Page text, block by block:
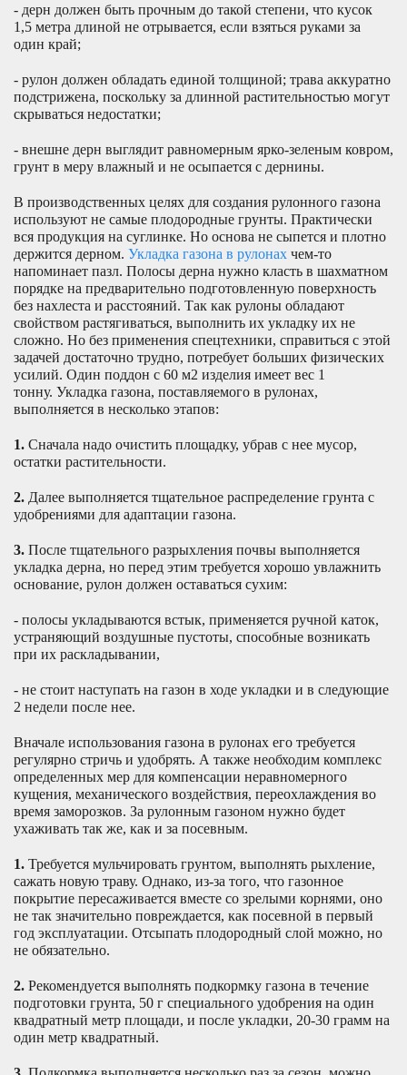
- дерн должен быть прочным до такой степени, что кусок
1,5 метра длиной не отрывается, если взяться руками за
один край;
- рулон должен обладать единой толщиной; трава аккуратно
подстрижена, поскольку за длинной растительностью могут
скрываться недостатки;
- внешне дерн выглядит равномерным ярко-зеленым ковром,
грунт в меру влажный и не осыпается с дернины.
В производственных целях для создания рулонного газона
используют не самые плодородные грунты. Практически
вся продукция на суглинке. Но основа не сыпется и плотно
держится дерном. Укладка газона в рулонах чем-то
напоминает пазл. Полосы дерна нужно класть в шахматном
порядке на предварительно подготовленную поверхность
без нахлеста и расстояний. Так как рулоны обладают
свойством растягиваться, выполнить их укладку их не
сложно. Но без применения спецтехники, справиться с этой
задачей достаточно трудно, потребует больших физических
усилий. Один поддон с 60 м2 изделия имеет вес 1
тонну. Укладка газона, поставляемого в рулонах,
выполняется в несколько этапов:
1. Сначала надо очистить площадку, убрав с нее мусор,
остатки растительности.
2. Далее выполняется тщательное распределение грунта с
удобрениями для адаптации газона.
3. После тщательного разрыхления почвы выполняется
укладка дерна, но перед этим требуется хорошо увлажнить
основание, рулон должен оставаться сухим:
- полосы укладываются встык, применяется ручной каток,
устраняющий воздушные пустоты, способные возникать
при их раскладывании,
- не стоит наступать на газон в ходе укладки и в следующие
2 недели после нее.
Вначале использования газона в рулонах его требуется
регулярно стричь и удобрять. А также необходим комплекс
определенных мер для компенсации неравномерного
кущения, механического воздействия, переохлаждения во
время заморозков. За рулонным газоном нужно будет
ухаживать так же, как и за посевным.
1. Требуется мульчировать грунтом, выполнять рыхление,
сажать новую траву. Однако, из-за того, что газонное
покрытие пересаживается вместе со зрелыми корнями, оно
не так значительно повреждается, как посевной в первый
год эксплуатации. Отсыпать плодородный слой можно, но
не обязательно.
2. Рекомендуется выполнять подкормку газона в течение
подготовки грунта, 50 г специального удобрения на один
квадратный метр площади, и после укладки, 20-30 грамм на
один метр квадратный.